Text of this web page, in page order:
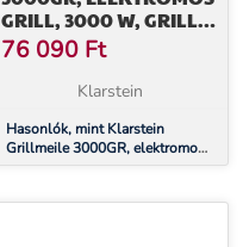
GRILL, 3000 W, GRILL
LAP, 54,5 X 35 CM,
SIMA/BORDÁS
76 090 Ft
Klarstein
Hasonlók, mint Klarstein
Grillmeile 3000GR, elektromos
grill, 3000 W, grill lap, 54,5 x